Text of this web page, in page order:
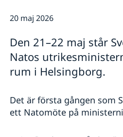
20 maj 2026
Den 21–22 maj står
Natos
rum i Helsingborg.
Det är första gången som
ett Natomöte på